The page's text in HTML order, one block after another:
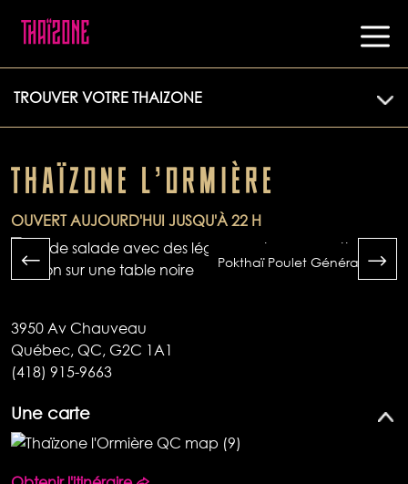
TROUVER VOTRE THAIZONE
THAÏZONE L'ORMIÈRE
OUVERT AUJOURD'HUI JUSQU'À 22 H
Pokthaï Poulet Général Tao
3950 Av Chauveau
Québec, QC, G2C 1A1
(418) 915-9663
Une carte